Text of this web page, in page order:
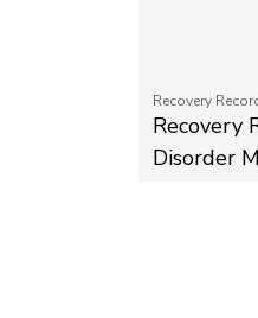
Recovery
Recovery
Disorder